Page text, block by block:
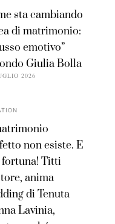
sta cambiando
di matrimonio:
emotivo”
Giulia Bolla
2026
non esiste. E
fortuna! Titti
anima
di Tenuta
Lavinia,